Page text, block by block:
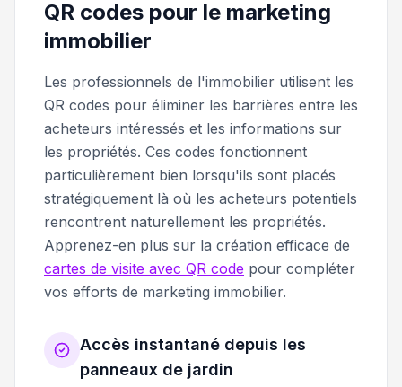
QR codes pour le marketing
immobilier
Les professionnels de l'immobilier utilisent les
QR codes pour éliminer les barrières entre les
acheteurs intéressés et les informations sur
les propriétés. Ces codes fonctionnent
particulièrement bien lorsqu'ils sont placés
stratégiquement là où les acheteurs potentiels
rencontrent naturellement les propriétés.
Apprenez-en plus sur la création efficace de
cartes de visite avec QR code pour compléter
vos efforts de marketing immobilier.
Accès instantané depuis les
panneaux de jardin